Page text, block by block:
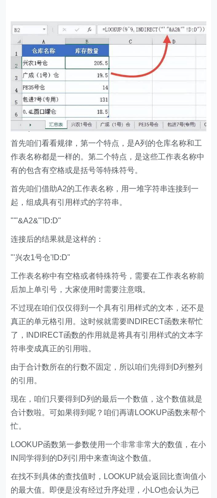
首先咱们看看规律，第一个特点，是A列的仓库名称和工
作表名称都是一样的。第二个特点，是这些工作表名称中
有的包含有空格或是括号等特殊符号。
首先咱们借助A2的工作表名称，用一堆字符串连接到一
起，组成具有引用样式的字符串。
"'"&A2&"'!D:D"
连接后的结果就是这样的：
"'兴农1号仓'!D:D"
工作表名称中有空格或者特殊符号，需要在工作表名称前
后加上单引号，大家使用时需要注意哦。
不过现在咱们仅仅得到一个具有引用样式的文本，还不是
真正的单元格引用。这时候就需要INDIRECT函数来帮忙
了，INDIRECT函数的作用就是将具有引用样式的文本字
符串变成真正的引用啦。
由于合计数所在的行数不固定，所以咱们先得到D列整列
的引用。
现在，咱们只要得到D列的最后一个数值，这个数值就是
合计数啦。可如果得到呢？咱们再请LOOKUP函数来帮个
忙。
LOOKUP函数第一参数使用一个非常非常大的数值，在小
IN同学得到的D列引用中来查询这个数值。
在找不到具体的查找值时，LOOKUP就会返回比查询值小
的最大值。即便是没有经过升序处理，小LO也会认为已